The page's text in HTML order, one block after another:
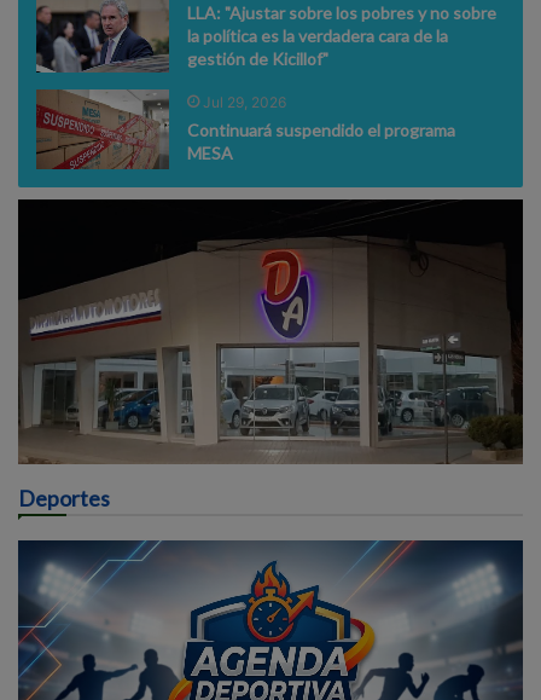
LLA: "Ajustar sobre los pobres y no sobre
la política es la verdadera cara de la
gestión de Kicillof"
Jul 29, 2026
Continuará suspendido el programa
MESA
Deportes